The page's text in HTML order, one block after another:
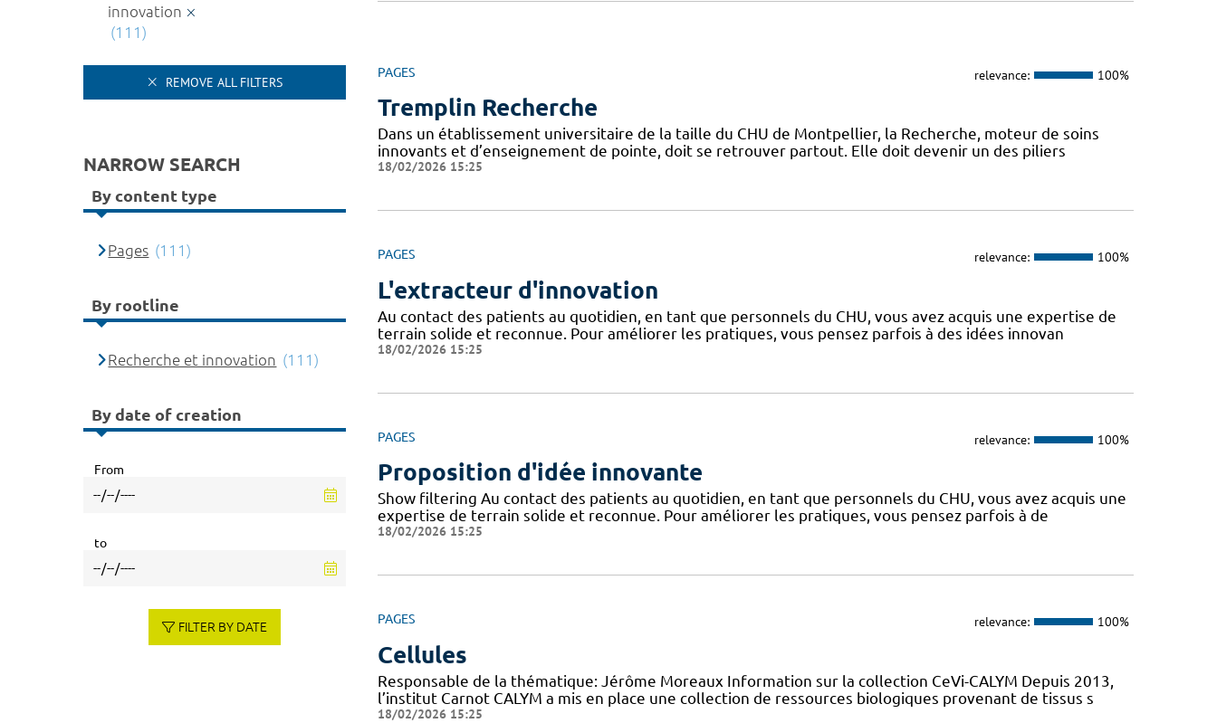
PAGES relevance: 100%
Tremplin Recherche
Dans un établissement universitaire de la taille du CHU de Montpellier, la Recherche, moteur de soins
innovants et d’enseignement de pointe, doit se retrouver partout. Elle doit devenir un des piliers
18/02/2026 15:25
PAGES relevance: 100%
L'extracteur d'innovation
Au contact des patients au quotidien, en tant que personnels du CHU, vous avez acquis une expertise de
terrain solide et reconnue. Pour améliorer les pratiques, vous pensez parfois à des idées innovan
18/02/2026 15:25
PAGES relevance: 100%
Proposition d'idée innovante
Show filtering Au contact des patients au quotidien, en tant que personnels du CHU, vous avez acquis une
expertise de terrain solide et reconnue. Pour améliorer les pratiques, vous pensez parfois à de
18/02/2026 15:25
PAGES relevance: 100%
Cellules
Responsable de la thématique: Jérôme Moreaux Information sur la collection CeVi-CALYM Depuis 2013,
l’institut Carnot CALYM a mis en place une collection de ressources biologiques provenant de tissus s
18/02/2026 15:25
innovation
(111)
REMOVE ALL FILTERS
NARROW SEARCH
By content type
Pages (111)
By rootline
Recherche et innovation (111)
By date of creation
From
to
FILTER BY DATE